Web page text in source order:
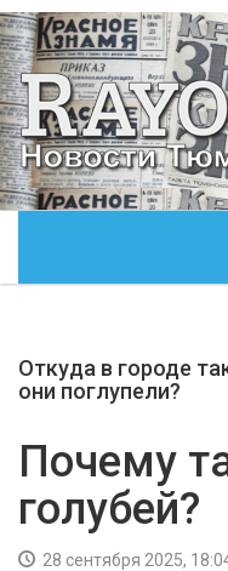
ОБЩЕСТВО
КУЛЬТУРА
БЕЗОПАСНОСТЬ
Откуда в городе
они поглупели?
Почему
голубей?
28 сентября 2025,